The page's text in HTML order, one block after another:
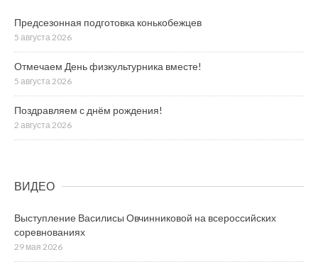
Предсезонная подготовка конькобежцев
5 августа 2026
Отмечаем День физкультурника вместе!
5 августа 2026
Поздравляем с днём рождения!
2 августа 2026
ВИДЕО
Выступление Василисы Овчинниковой на всероссийских
соревнованиях
29 мая 2026